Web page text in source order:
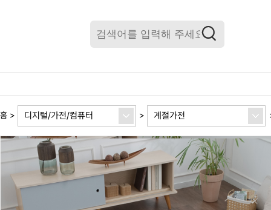
홈 > 디지털/가전/컴퓨터 > 계절가전